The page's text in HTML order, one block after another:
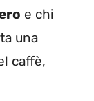
e chi
una
caffè,